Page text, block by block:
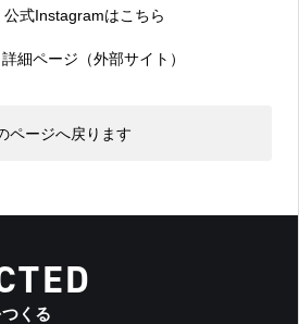
公式Instagramはこちら
細ページ（外部サイト）
ページへ戻ります
くる